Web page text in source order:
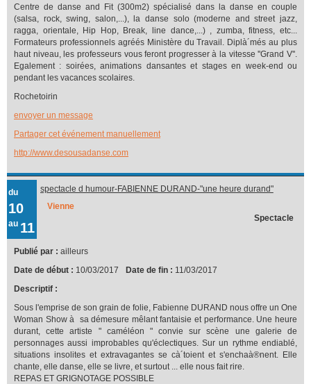
Centre de danse and Fit (300m2) spécialisé dans la danse en couple
(salsa, rock, swing, salon,...), la danse solo (moderne and street jazz,
ragga, orientale, Hip Hop, Break, line dance,...) , zumba, fitness, etc...
Formateurs professionnels agréés Ministère du Travail. Diplà´més au plus
haut niveau, les professeurs vous feront progresser à la vitesse ''Grand V''.
Egalement : soirées, animations dansantes et stages en week-end ou
pendant les vacances scolaires.
Rochetoirin
envoyer un message
Partager cet événement manuellement
http://www.desousadanse.com
du
10
au 11
spectacle d humour-FABIENNE DURAND-"une heure durand"
Vienne
Spectacle
Publié par : ailleurs
Date de début : 10/03/2017 Date de fin : 11/03/2017
Descriptif :
Sous l'emprise de son grain de folie, Fabienne DURAND nous offre un One
Woman Show à sa démesure mêlant fantaisie et performance. Une heure
durant, cette artiste " caméléon " convie sur scène une galerie de
personnages aussi improbables qu'éclectiques. Sur un rythme endiablé,
situations insolites et extravagantes se cà´toient et s'enchaà®nent. Elle
chante, elle danse, elle se livre, et surtout ... elle nous fait rire.
REPAS ET GRIGNOTAGE POSSIBLE